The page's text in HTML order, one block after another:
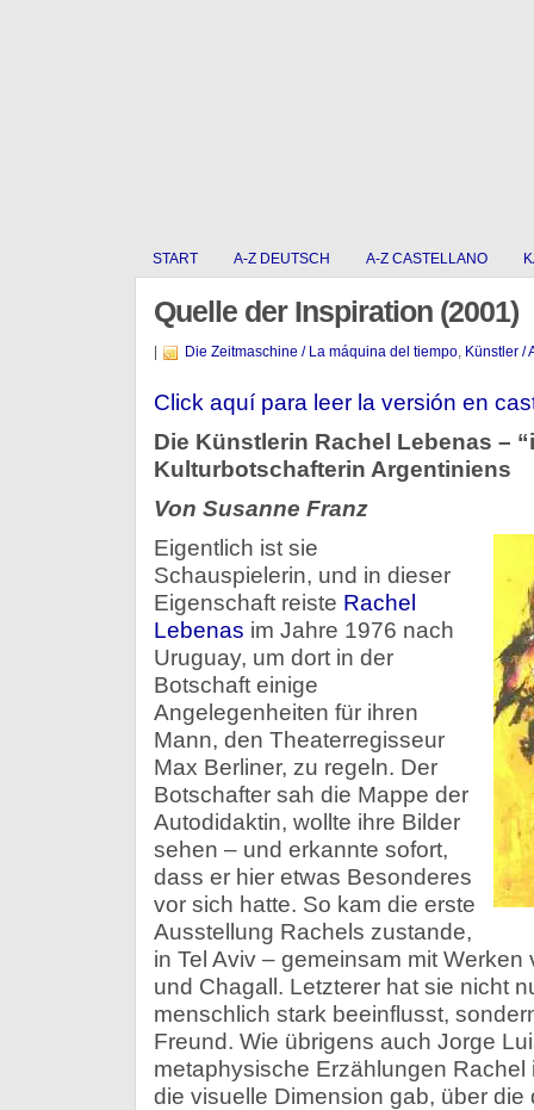
START A-Z DEUTSCH A-Z CASTELLANO
Quelle der Inspiration (2001)
Die Zeitmaschine / La máquina del tiempo, Künstler /
Click aquí para leer la versión en
Die Künstlerin Rachel Lebenas –
Kulturbotschafterin Argentiniens
Von Susanne Franz
Eigentlich ist sie
Schauspielerin, und in dieser
Eigenschaft reiste Rachel
Lebenas im Jahre 1976 nach
Uruguay, um dort in der
Botschaft einige
Angelegenheiten für ihren
Mann, den Theaterregisseur
Max Berliner, zu regeln. Der
Botschafter sah die Mappe der
Autodidaktin, wollte ihre Bilder
sehen – und erkannte sofort,
dass er hier etwas Besonderes
vor sich hatte. So kam die erste
Ausstellung Rachels zustande,
in Tel Aviv – gemeinsam mit
und Chagall. Letzterer hat sie nicht
menschlich stark beeinflusst,
Freund. Wie übrigens auch Jorge
metaphysische Erzählungen Rachel
die visuelle Dimension gab, über die